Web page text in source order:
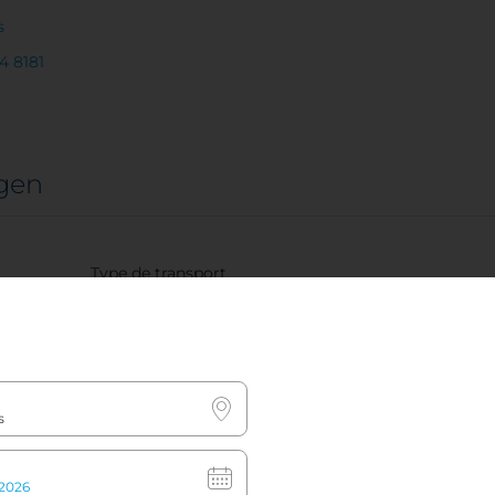
8181
Type de transport